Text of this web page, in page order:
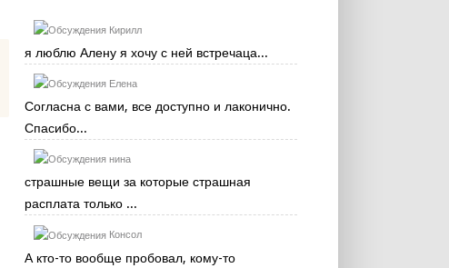
Кирилл
я люблю Алену я хочу с ней встречаца...
Елена
Согласна с вами, все доступно и лаконично.
Спасибо...
нина
страшные вещи за которые страшная
расплата только ...
Консол
А кто-то вообще пробовал, кому-то